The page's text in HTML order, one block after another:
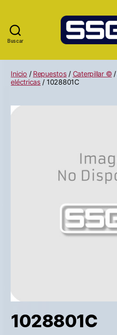
Buscar
Inicio / Repuestos / Caterpillar © /
eléctricas / 1028801C
1028801C